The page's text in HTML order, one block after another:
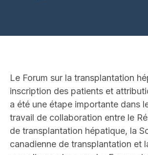
Le Forum sur la transplantation
inscription des patients et
a été une étape importante dans
travail de collaboration entre le
de transplantation hépatique, la
canadienne de transplantation et